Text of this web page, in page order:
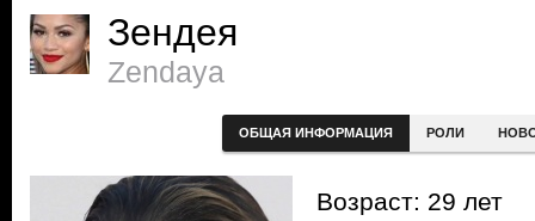
Зендея
Zendaya
ОБЩАЯ ИНФОРМАЦИЯ РОЛИ
Возраст: 29 лет